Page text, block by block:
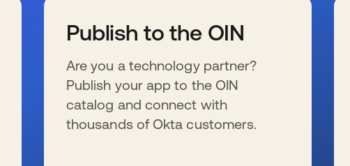
Publish to the OIN
Are you a technology partner?
Publish your app to the OIN
catalog and connect with
thousands of Okta customers.